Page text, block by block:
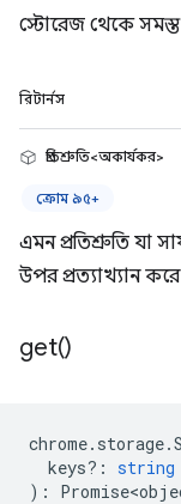
স্টোরেজ থেকে
রিটার্নস
প্রতিশ্রুতি<অকার্যকর>
ক্রোম ৯৫+
এমন প্রতিশ্রুতি যা
উপর প্রত্যাখ্যান
get()
chrome. storage.
keys? : string
) :